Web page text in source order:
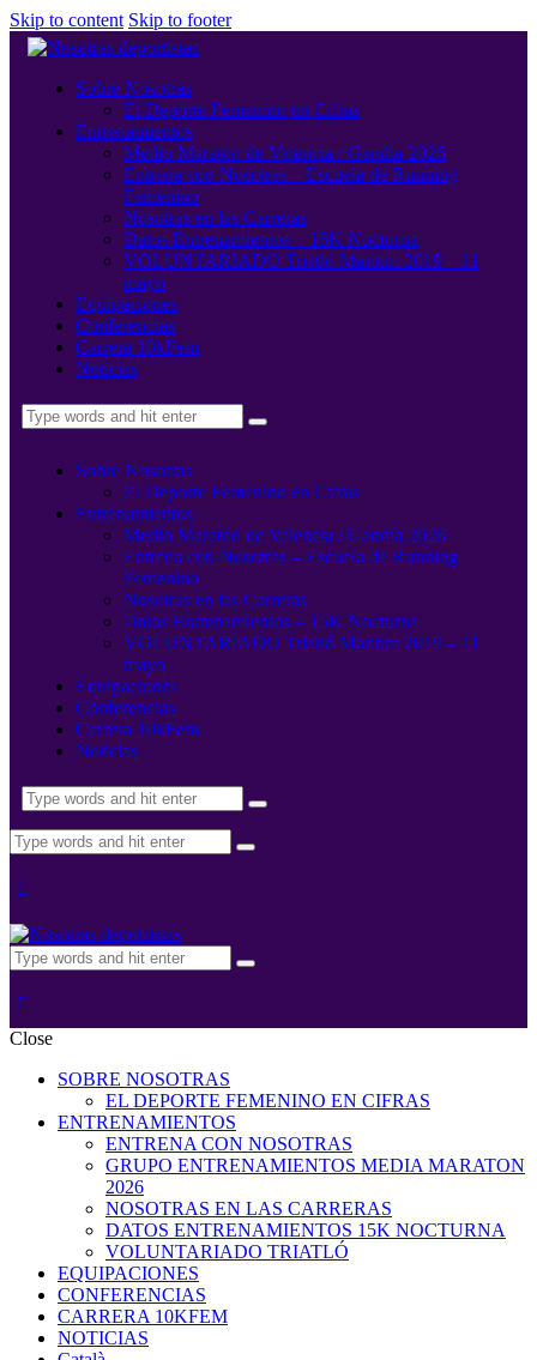
Skip to content Skip to footer
Sobre Nosotras
El Deporte Femenino en Cifras
Entrenamientos
Medio Maratón de Valencia / Gandía 2026
Entrena con Nosotras – Escuela de Running
Femenino
Nosotras en las Carreras
Datos Entrenamientos – 15K Nocturna
VOLUNTARIADO Triatló Maritim 2019 – 11
mayo
Equipaciones
Conferencias
Carrera 10kFem
Noticias
Sobre Nosotras
El Deporte Femenino en Cifras
Entrenamientos
Medio Maratón de Valencia / Gandía 2026
Entrena con Nosotras – Escuela de Running
Femenino
Nosotras en las Carreras
Datos Entrenamientos – 15K Nocturna
VOLUNTARIADO Triatló Maritim 2019 – 11
mayo
Equipaciones
Conferencias
Carrera 10kFem
Noticias
Close
SOBRE NOSOTRAS
EL DEPORTE FEMENINO EN CIFRAS
ENTRENAMIENTOS
ENTRENA CON NOSOTRAS
GRUPO ENTRENAMIENTOS MEDIA MARATON
2026
NOSOTRAS EN LAS CARRERAS
DATOS ENTRENAMIENTOS 15K NOCTURNA
VOLUNTARIADO TRIATLÓ
EQUIPACIONES
CONFERENCIAS
CARRERA 10KFEM
NOTICIAS